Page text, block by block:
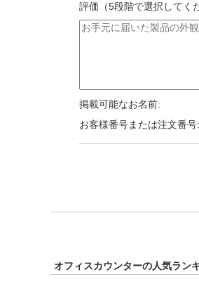
評価（5段階で選択してく
掲載可能なお名前:
お客様番号または注文番号:
オフィスカウンターの人気ラン